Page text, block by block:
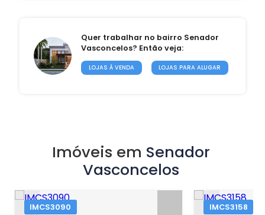
Quer trabalhar no bairro Senador
Vasconcelos? Então veja:
LOJAS À VENDA LOJAS PARA ALUGAR
Imóveis em Senador
Vasconcelos
IMCS3090 IMCS3158